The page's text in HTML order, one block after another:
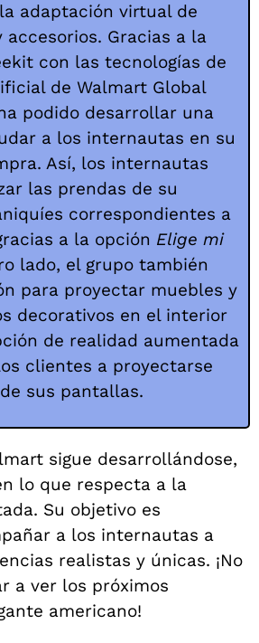
adaptación virtual de
accesorios. Gracias a la
con las tecnologías de
de Walmart Global
podido desarrollar una
a los internautas en su
Así, los internautas
las prendas de su
correspondientes a
a la opción Elige mi
lado, el grupo también
para proyectar muebles y
decorativos en el interior
de realidad aumentada
clientes a proyectarse
sus pantallas.
sigue desarrollándose,
lo que respecta a la
Su objetivo es
a los internautas a
realistas y únicas. ¡No
a ver los próximos
americano!